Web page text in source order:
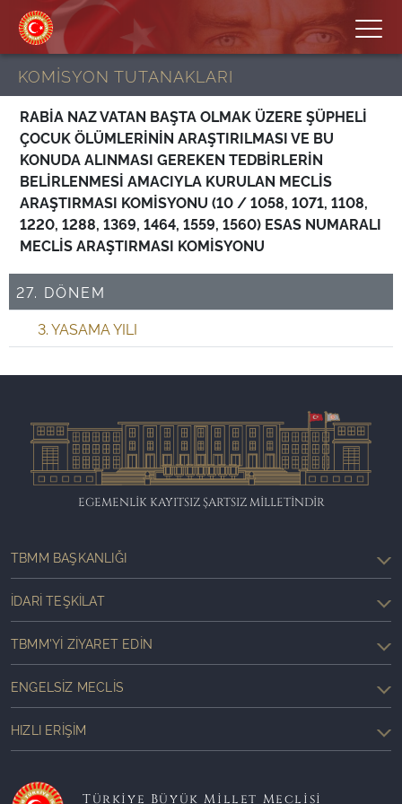
KOMİSYON TUTANAKLARI
RABİA NAZ VATAN BAŞTA OLMAK ÜZERE ŞÜPHELİ
ÇOCUK ÖLÜMLERİNİN ARAŞTIRILMASI VE BU
KONUDA ALINMASI GEREKEN TEDBİRLERİN
BELİRLENMESİ AMACIYLA KURULAN MECLİS
ARAŞTIRMASI KOMİSYONU (10 / 1058, 1071, 1108,
1220, 1288, 1369, 1464, 1559, 1560) ESAS NUMARALI
MECLİS ARAŞTIRMASI KOMİSYONU
27. DÖNEM
3. YASAMA YILI
EGEMENLİK KAYITSIZ ŞARTSIZ MİLLETİNDİR
TBMM BAŞKANLIĞI
İDARI TEŞKILAT
TBMM'YI ZIYARET EDIN
ENGELSIZ MECLIS
HIZLI ERIŞIM
Türkiye Büyük Millet Meclisi